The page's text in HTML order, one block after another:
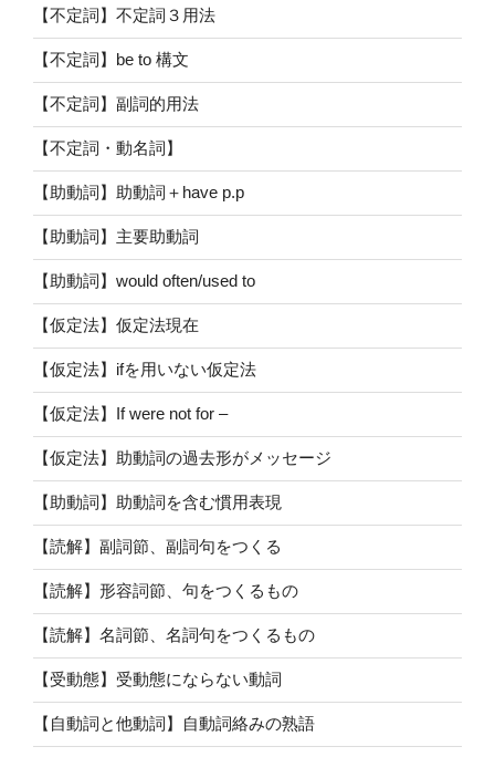
【不定詞】不定詞３用法
【不定詞】be to 構文
【不定詞】副詞的用法
【不定詞・動名詞】
【助動詞】助動詞＋have p.p
【助動詞】主要助動詞
【助動詞】would often/used to
【仮定法】仮定法現在
【仮定法】ifを用いない仮定法
【仮定法】If were not for –
【仮定法】助動詞の過去形がメッセージ
【助動詞】助動詞を含む慣用表現
【読解】副詞節、副詞句をつくる
【読解】形容詞節、句をつくるもの
【読解】名詞節、名詞句をつくるもの
【受動態】受動態にならない動詞
【自動詞と他動詞】自動詞絡みの熟語